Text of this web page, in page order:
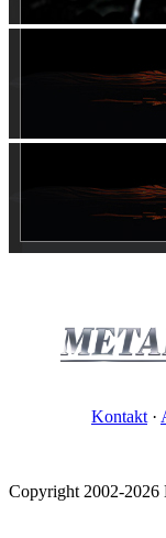
Kontakt ·
Copyright 2002-2026